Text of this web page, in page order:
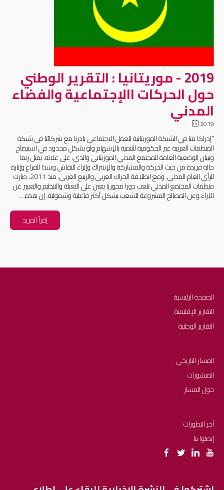
2019 - موريتانيا : التقرير الوطني
حول الحركات االإجتماعية والفضاء
المدني
2019
"إدراكا منا في الشبكة الموريتانية للعمل الاجتماعي بادرنا مع شركائنا في شبكة
المنظمات العربية غير الحكومية للتنمية بالإسهام ولو بشكل محدود في استيضاح
وتبيان الوضعية العامة للمجتمع المدني الموريتاني والذي، على علاته، يمثل ربما
حالة فريدة من حيث الحركة والمشاركة والإشراك وإثراء للنقاش وسدا للفراغ وإنارة
للرأي العام المدني. ومع انطلاقة الحراك العربي والربيع العربي، منذ 2011، صارت
منظمات المجتمع المدني تلعب دورا محوريا يعين على التعبئة والتنظيم والتعبير عن
الآراء وعن المصالح المشروعة للشعب بشكل أكثر فاعلية وشمولية. إن هذه…
إقرأ المزيد
الصفحة الرئيسية
التقارير الإقليمية
التقارير الوطنية
المسار التاريخي
المنشورات
حول المسار
آخر التطورات
إتصلوا بنا